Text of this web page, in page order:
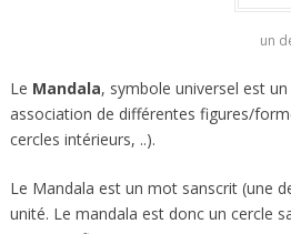
un
Le Mandala, symbole universel est
association de différentes figures/
cercles intérieurs, ..).
Le Mandala est un mot sanscrit (une
unité. Le mandala est donc un cercle